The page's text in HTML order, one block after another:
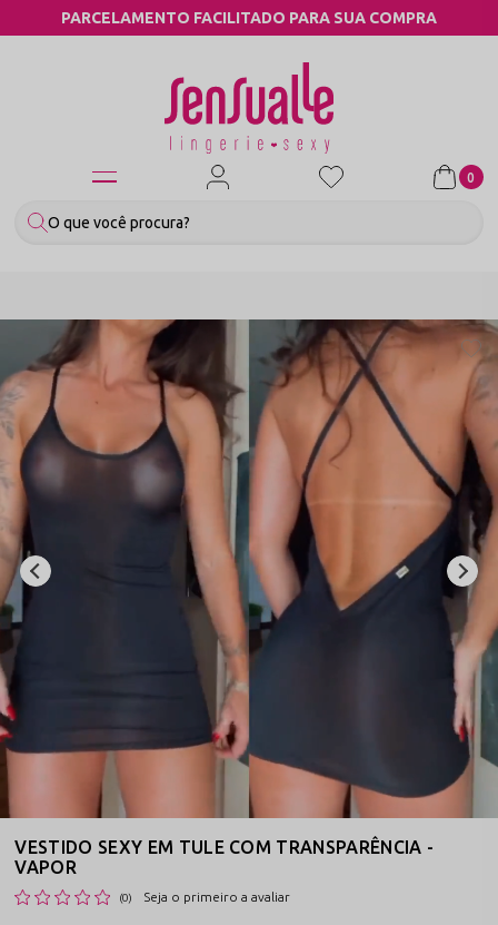
PARCELAMENTO FACILITADO PARA SUA COMPRA
0
VESTIDO SEXY EM TULE COM TRANSPARÊNCIA -
VAPOR
(0) Seja o primeiro a avaliar